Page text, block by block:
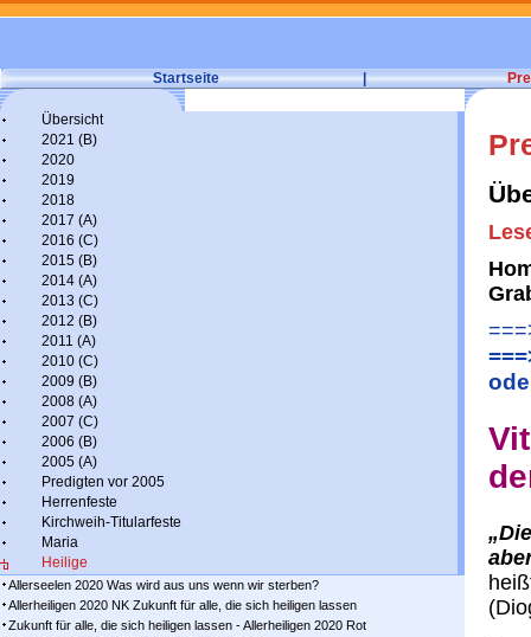
Startseite |
Übersicht
2021 (B)
2020
2019
2018
2017 (A)
2016 (C)
2015 (B)
2014 (A)
2013 (C)
2012 (B)
2011 (A)
2010 (C)
2009 (B)
2008 (A)
2007 (C)
2006 (B)
2005 (A)
Predigten vor 2005
Herrenfeste
Kirchweih-Titularfeste
Maria
Heilige
Allerseelen 2020 Was wird aus uns wenn wir sterben?
Allerheiligen 2020 NK Zukunft für alle, die sich heiligen lassen
Zukunft für alle, die sich heiligen lassen - Allerheiligen 2020 Rot